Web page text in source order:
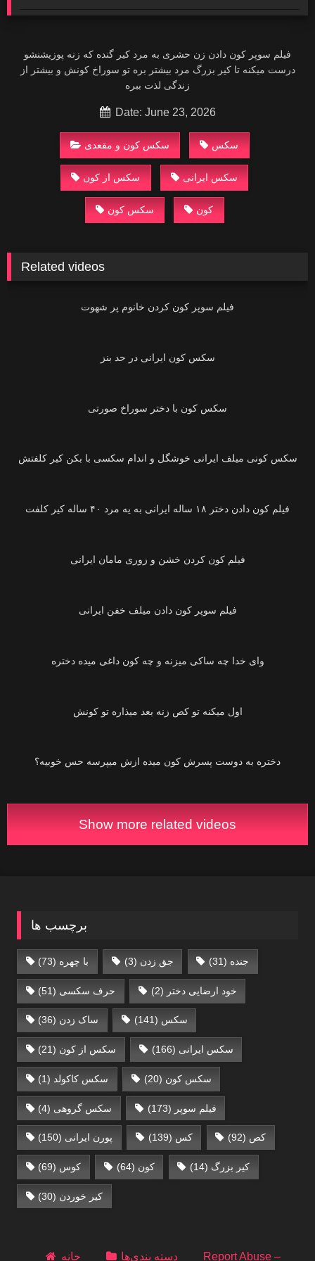
فیلم سوپر کون دادن زن حشری به مرد کیر گنده که زنه پوزیشنشو
درست میکنه تا کیر بزرگ مرد بیشتر بره تو سوراخ کونش و بیشتر از
زندگی‌ لذت ببره
Date: June 23, 2026
سکس کون و مقعدی سکس
سکس از کون سکس ایرانی
سکس کون کون
Related videos
فیلم سوپر کون کردن خانوم پر شهوت
سکس کون ایرانی‌ در حد بنز
سکس کونی‌ میلف ایرانی‌ خوشگل و اندام سکسی‌ با بکن کیر کلفتش
فیلم کون دادن دختر ۱۸ ساله ایرانی‌ به یه مرد ۴۰ ساله کیر کلفت
وای خدا چه ساکی میزنه و چه کون داغی میده دختره
اول میکنه تو کص زنه بعد میذاره تو کونش
دختره به دوست پسرش کون میده ازش میپرسه حس خوبیه؟
Show more related videos
برچسب ها
با چهره (73) جق زدن (3) جنده (31)
حرف سکسی‌ (51) خود ارضایی دختر (2)
ساک زدن (36) سکس (141)
سکس از کون (21) سکس ایرانی (166)
سکس کاکولد (1) سکس کون (20)
سکس گروهی (4) فیلم سوپر (173)
پورن ایرانی (150) کس (139) کص (92)
کوس (69) کون (64) کیر بزرگ (14)
کیر خوردن (30)
خانه دسته بندی‌ها Report Abuse –